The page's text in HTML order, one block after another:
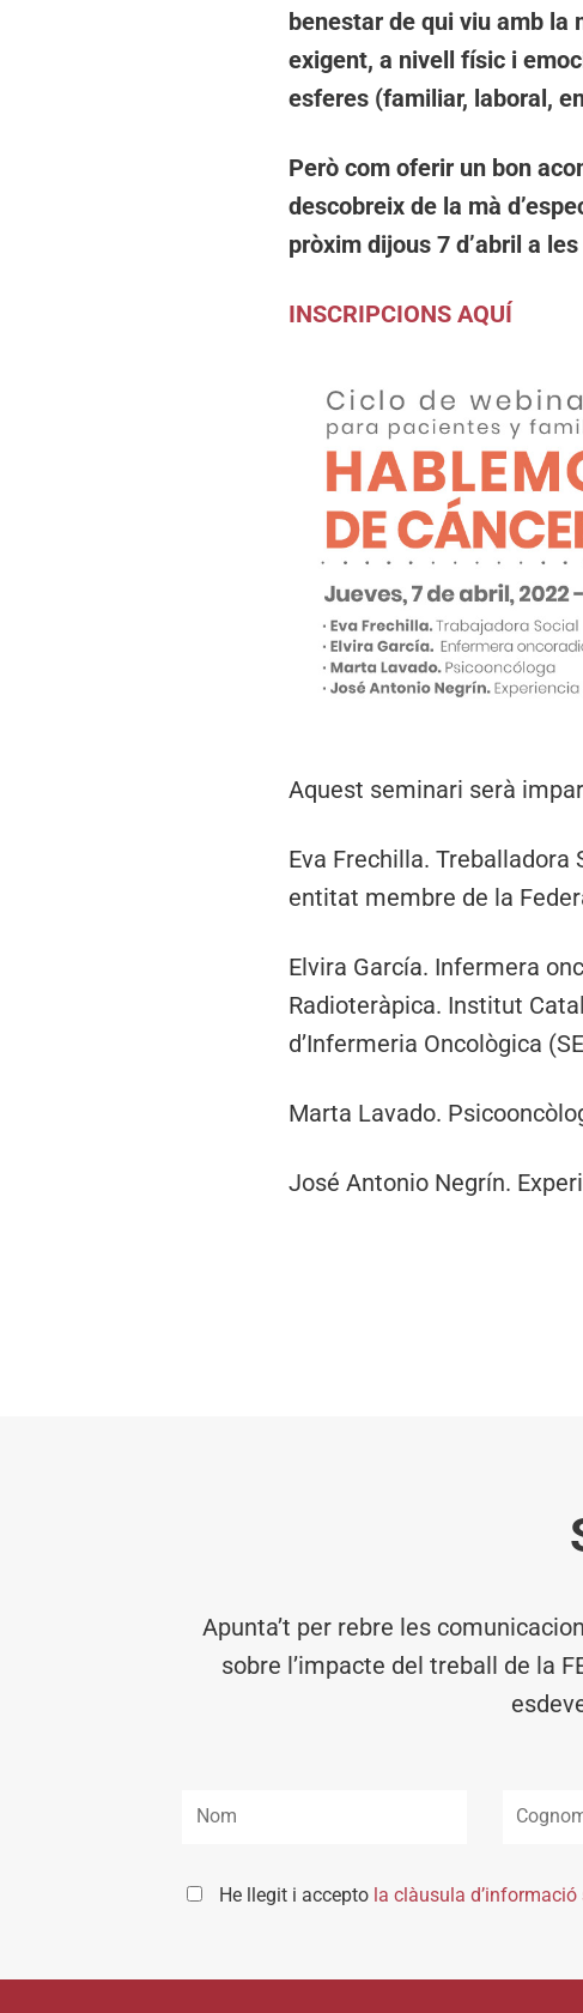
benestar de qui viu amb
exigent, a nivell físic i
esferes (familiar, laboral,
Però com oferir un bon
descobreix de la mà
pròxim dijous 7 d’abril a
INSCRIPCIONS AQUÍ
Aquest seminari serà
Eva Frechilla.
entitat membre de la
Elvira García. Infermera
Radioteràpica. Institut
d’Infermeria Oncològica
Marta Lavado.
José Antonio Negrín.
Apunta’t per rebre les
sobre l’impacte del treball de la
He llegit i accepto la clàusula